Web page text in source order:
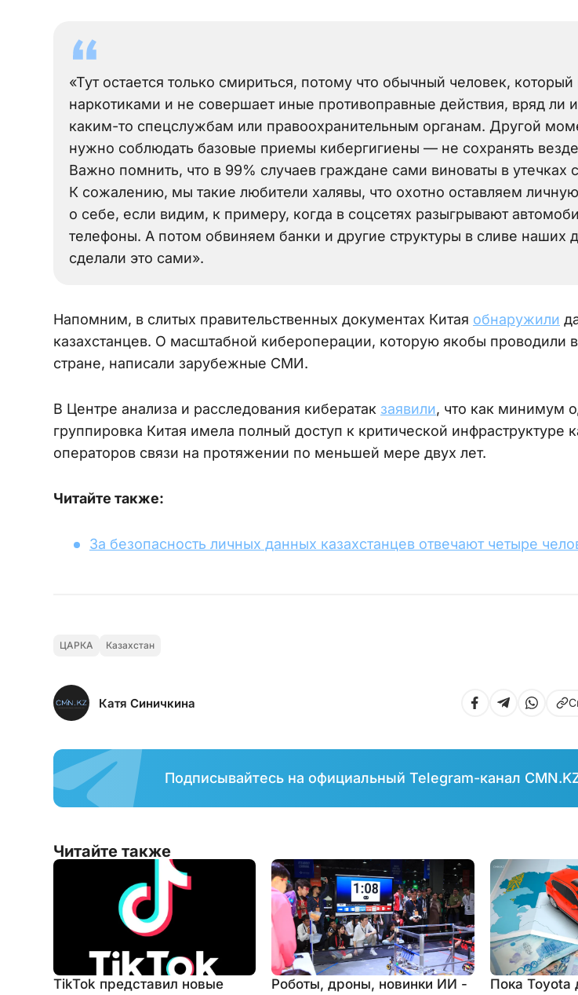
«Тут остается только смириться, потому что обычный человек, который
наркотиками и не совершает иные противоправные действия, вряд ли
каким-то спецслужбам или правоохранительным органам. Другой
нужно соблюдать базовые приемы кибергигиены — не сохранять
Важно помнить, что в 99% случаев граждане сами виноваты в утечках
К сожалению, мы такие любители халявы, что охотно оставляем
о себе, если видим, к примеру, когда в соцсетях разыгрывают
телефоны. А потом обвиняем банки и другие структуры в сливе наших
сделали это сами».
Напомним, в слитых правительственных документах Китая обнаружили
казахстанцев. О масштабной кибероперации, которую якобы проводили в
стране, написали зарубежные СМИ.
В Центре анализа и расследования кибератак заявили, что как минимум
группировка Китая имела полный доступ к критической инфраструктуре
операторов связи на протяжении по меньшей мере двух лет.
Читайте также:
За безопасность личных данных казахстанцев отвечают четыре
ЦАРКА Казахстан
Катя Синичкина
Подписывайтесь на официальный Telegram-канал
Читайте также
TikTok представил новые
Роботы, дроны, новинки ИИ -
Пока Toyota